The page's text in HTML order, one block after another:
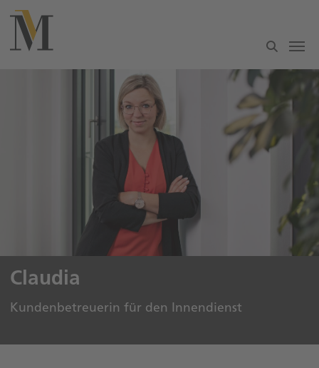
Zum Hauptinhalt springen
Claudia
Kundenbetreuerin für den Innendienst